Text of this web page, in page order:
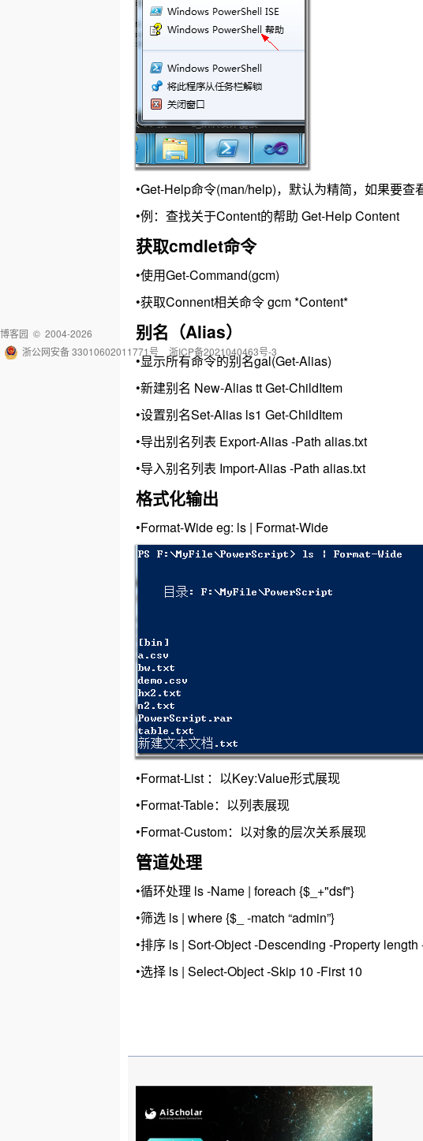
•Get-Help命令(man/help)，默认为精简，如果要查
•例：查找关于Content的帮助 Get-Help Content
获取cmdlet命令
•使用Get-Command(gcm)
•获取Connent相关命令 gcm *Content*
别名（Alias）
•显示所有命令的别名gal(Get-Alias)
•新建别名 New-Alias tt Get-ChildItem
•设置别名Set-Alias ls1 Get-ChildItem
•导出别名列表 Export-Alias -Path alias.txt
•导入别名列表 Import-Alias -Path alias.txt
格式化输出
•Format-Wide eg: ls | Format-Wide
•Format-List ：以Key:Value形式展现
•Format-Table：以列表展现
•Format-Custom：以对象的层次关系展现
管道处理
•循环处理 ls -Name | foreach {$_+"dsf"}
•筛选 ls | where {$_ -match “admin”}
•排序 ls | Sort-Object -Descending -Property
•选择 ls | Select-Object -Skip 10 -First 10
博客园 © 2004-2026
浙公网安备 33010602011771号
浙ICP备2021040463号-3